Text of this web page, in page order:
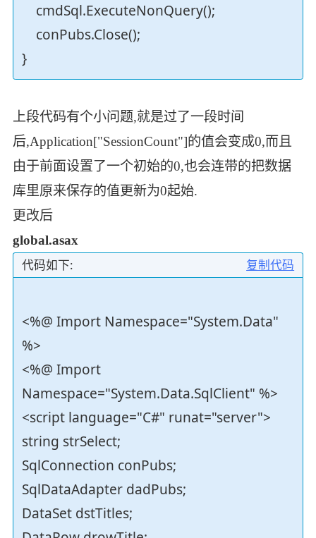
cmdSql.ExecuteNonQuery();
conPubs.Close();
}
上段代码有个小问题,就是过了一段时间
后,Application["SessionCount"]的值会变成0,而且
由于前面设置了一个初始的0,也会连带的把数据
库里原来保存的值更新为0起始.
更改后
global.asax
复制代码
代码如下:
<%@ Import Namespace="System.Data"
%>
<%@ Import
Namespace="System.Data.SqlClient" %>
<script language="C#" runat="server">
string strSelect;
SqlConnection conPubs;
SqlDataAdapter dadPubs;
DataSet dstTitles;